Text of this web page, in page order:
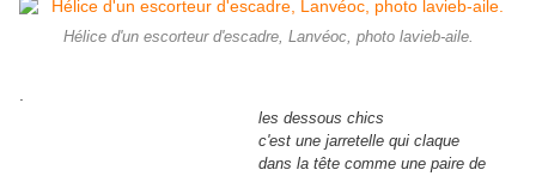
Hélice d'un escorteur d'escadre, Lanvéoc, photo lavieb-aile.
les dessous chics
c'est une jarretelle qui claque
dans la tête comme une paire de